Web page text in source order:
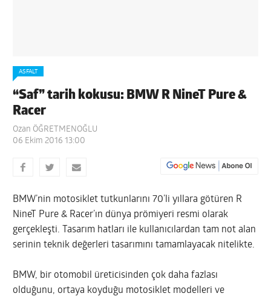
ASFALT
“Saf” tarih kokusu: BMW R NineT Pure &
Racer
Ozan ÖĞRETMENOĞLU
06 Ekim 2016 13:00
BMW’nin motosiklet tutkunlarını 70’li yıllara götüren R
NineT Pure & Racer’ın dünya prömiyeri resmi olarak
gerçekleşti. Tasarım hatları ile kullanıcılardan tam not alan
serinin teknik değerleri tasarımını tamamlayacak nitelikte.
BMW, bir otomobil üreticisinden çok daha fazlası
olduğunu, ortaya koyduğu motosiklet modelleri ve